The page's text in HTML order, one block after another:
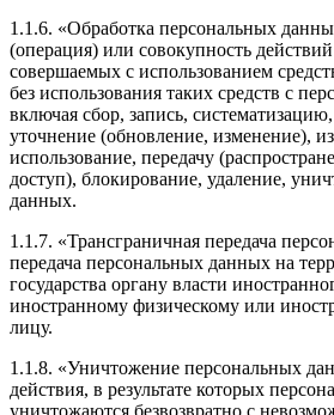
1.1.6. «Обработка персональных
(операция) или совокупность
совершаемых с использованием
без использования таких средств с
включая сбор, запись,
уточнение (обновление, изменение),
использование, передачу
доступ), блокирование, удаление,
данных.
1.1.7. «Трансграничная передача
передача персональных данных на
государства органу власти
иностранному физическому или
лицу.
1.1.8. «Уничтожение персональных
действия, в результате которых
уничтожаются безвозвратно с